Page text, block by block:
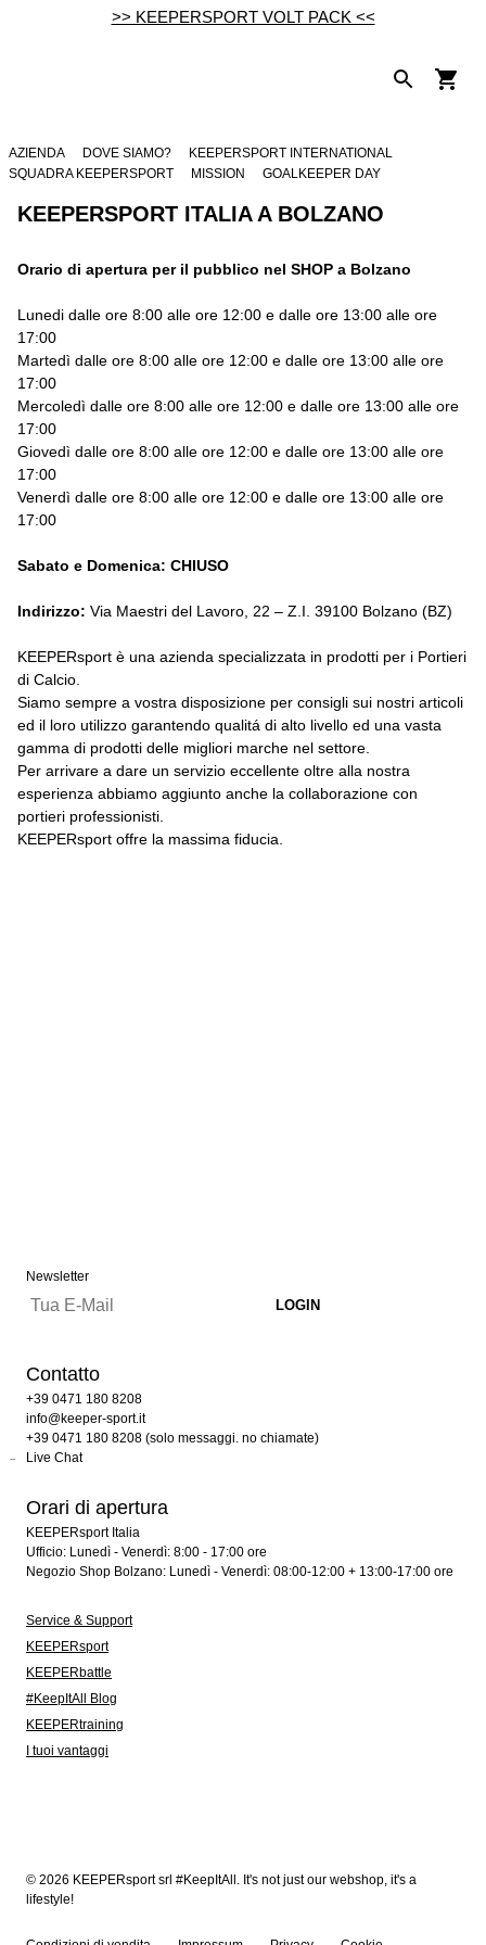
>> KEEPERSPORT VOLT PACK <<
AZIENDA DOVE SIAMO?
KEEPERSPORT INTERNATIONAL
SQUADRA KEEPERSPORT
MISSION GOALKEEPER DAY
KEEPERSPORT ITALIA A BOLZANO
Orario di apertura per il pubblico nel SHOP a Bolzano
Lunedi dalle ore 8:00 alle ore 12:00 e dalle ore 13:00 alle ore
17:00
Martedì dalle ore 8:00 alle ore 12:00 e dalle ore 13:00 alle ore
17:00
Mercoledì dalle ore 8:00 alle ore 12:00 e dalle ore 13:00 alle ore
17:00
Giovedì dalle ore 8:00 alle ore 12:00 e dalle ore 13:00 alle ore
17:00
Venerdì dalle ore 8:00 alle ore 12:00 e dalle ore 13:00 alle ore
17:00
Sabato e Domenica: CHIUSO
Indirizzo: Via Maestri del Lavoro, 22 – Z.I. 39100 Bolzano (BZ)
KEEPERsport è una azienda specializzata in prodotti per i Portieri
di Calcio.
Siamo sempre a vostra disposizione per consigli sui nostri articoli
ed il loro utilizzo garantendo qualitá di alto livello ed una vasta
gamma di prodotti delle migliori marche nel settore.
Per arrivare a dare un servizio eccellente oltre alla nostra
esperienza abbiamo aggiunto anche la collaborazione con
portieri professionisti.
KEEPERsport offre la massima fiducia.
Newsletter
Contatto
+39 0471 180 8208
info@keeper-sport.it
+39 0471 180 8208 (solo messaggi. no chiamate)
Live Chat
Orari di apertura
KEEPERsport Italia
Ufficio: Lunedì - Venerdì: 8:00 - 17:00 ore
Negozio Shop Bolzano: Lunedì - Venerdì: 08:00-12:00 + 13:00-17:00 ore
Service & Support
KEEPERsport
KEEPERbattle
#KeepItAll Blog
KEEPERtraining
I tuoi vantaggi
© 2026 KEEPERsport srl #KeepItAll. It's not just our webshop, it's a
lifestyle!